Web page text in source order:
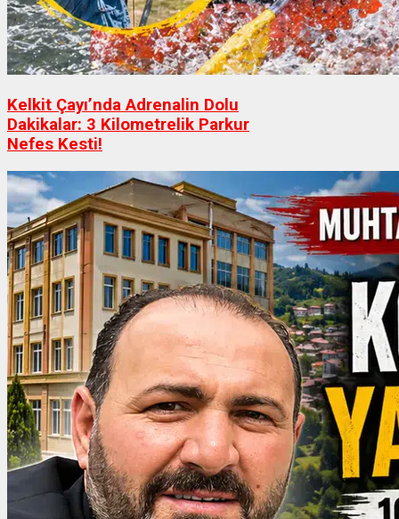
Kelkit Çayı’nda Adrenalin Dolu
Dakikalar: 3 Kilometrelik Parkur
Nefes Kesti!